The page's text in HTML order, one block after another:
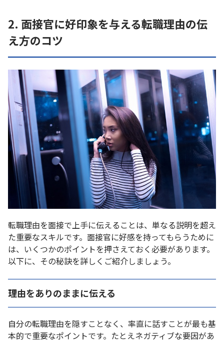
2. 面接官に好印象を与える転職理由の伝
え方のコツ
転職理由を面接で上手に伝えることは、単なる説明を超え
た重要なスキルです。面接官に好感を持ってもらうために
は、いくつかのポイントを押さえておく必要があります。
以下に、その秘訣を詳しくご紹介しましょう。
理由をありのままに伝える
自分の転職理由を隠すことなく、率直に話すことが最も基
本的で重要なポイントです。たとえネガティブな要因があ